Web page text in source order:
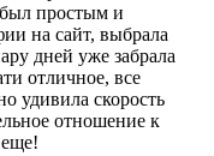
был простым и
на сайт, выбрала
дней уже забрала
отличное, все
удивила скорость
отношение к
еще!